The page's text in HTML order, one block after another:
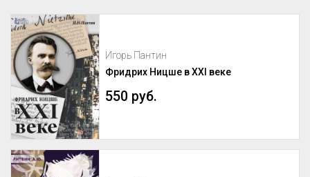
Игорь Пантин
Фридрих Ницше в XXI веке
550 руб.